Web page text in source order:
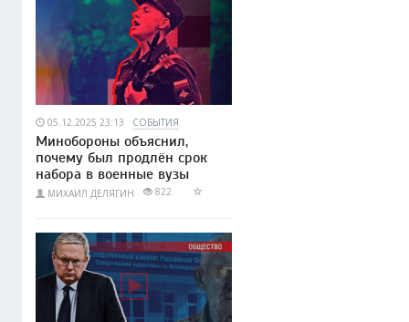
05.12.2025 23:13 СОБЫТИЯ
Минобороны объяснил,
почему был продлён срок
набора в военные вузы
МИХАИЛ ДЕЛЯГИН 822